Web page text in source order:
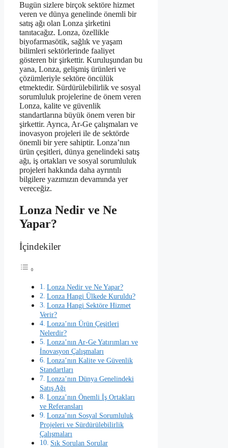
Bugün sizlere birçok sektöre hizmet
veren ve dünya genelinde önemli bir
satış ağı olan Lonza şirketini
tanıtacağız. Lonza, özellikle
biyofarmasötik, sağlık ve yaşam
bilimleri sektörlerinde faaliyet
gösteren bir şirkettir. Kuruluşundan bu
yana, Lonza, gelişmiş ürünleri ve
çözümleriyle sektöre öncülük
etmektedir. Sürdürülebilirlik ve sosyal
sorumluluk projelerine de önem veren
Lonza, kalite ve güvenlik
standartlarına büyük önem veren bir
şirkettir. Ayrıca, Ar-Ge çalışmaları ve
inovasyon projeleri ile de sektörde
önemli bir yere sahiptir. Lonza’nın
ürün çeşitleri, dünya genelindeki satış
ağı, iş ortakları ve sosyal sorumluluk
projeleri hakkında daha ayrıntılı
bilgilere yazımızın devamında yer
vereceğiz.
Lonza Nedir ve Ne
Yapar?
İçindekiler
Lonza Nedir ve Ne Yapar?
Lonza Hangi Ülkede Kuruldu?
Lonza Hangi Sektöre Hizmet
Verir?
Lonza’nın Ürün Çeşitleri
Nelerdir?
Lonza’nın Ar-Ge Yatırımları ve
İnovasyon Çalışmaları
Lonza’nın Kalite ve Güvenlik
Standartları
Lonza’nın Dünya Genelindeki
Satış Ağı
Lonza’nın Önemli İş Ortakları
ve Referansları
Lonza’nın Sosyal Sorumluluk
Projeleri ve Sürdürülebilirlik
Çalışmaları
Sık Sorulan Sorular